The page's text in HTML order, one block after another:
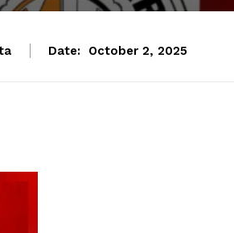
Date: October 2, 2025